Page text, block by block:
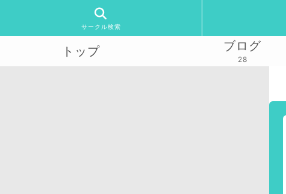
サークル検索
トップ ブログ
28